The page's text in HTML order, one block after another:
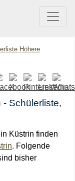
Höhere
Schülerliste,
Küstrin finden
. Folgende
bisher